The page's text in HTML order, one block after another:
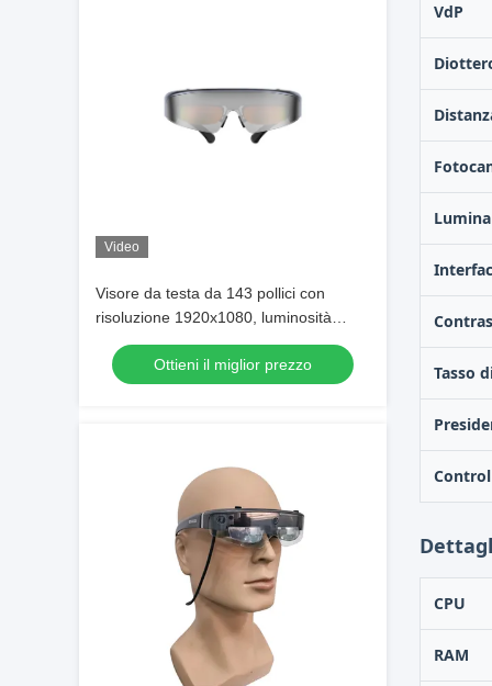
Video
Visore da testa da 143 pollici con
risoluzione 1920x1080, luminosità
2000 nit e occhiali AR con FOV 41°
Ottieni il miglior prezzo
VdP
Tasso
CPU
RAM